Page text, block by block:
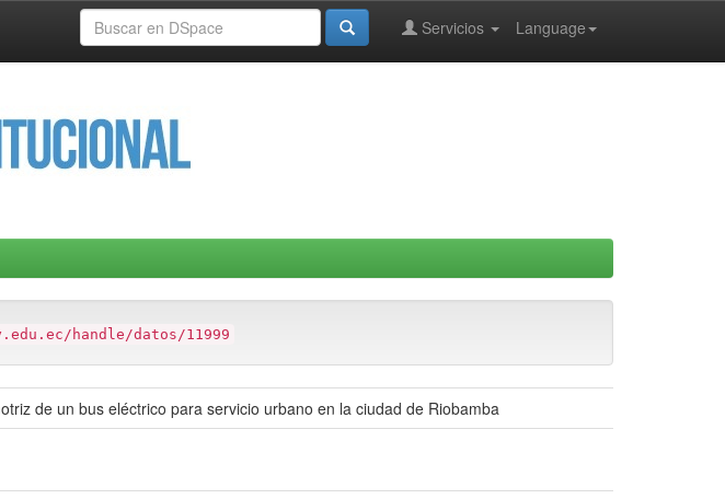
Language
Servicios
handle/datos/11999
de un bus eléctrico para servicio urbano en la ciudad de Riobamba